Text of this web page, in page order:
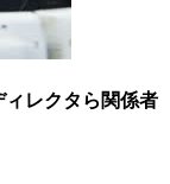
レクタら関係者